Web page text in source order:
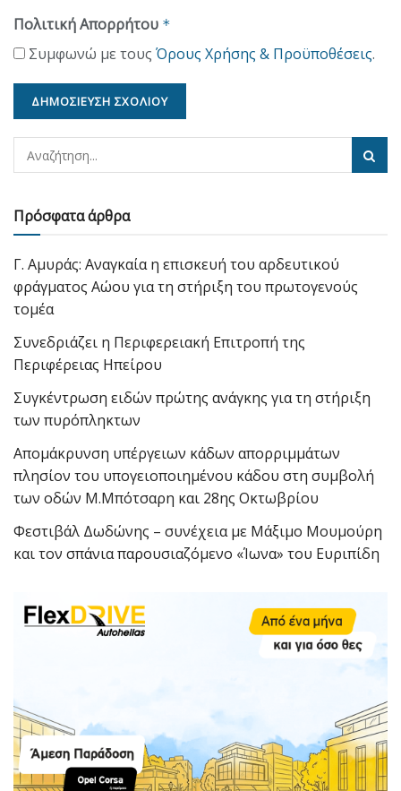
Πολιτική Απορρήτου *
Συμφωνώ με τους Όρους Χρήσης & Προϋποθέσεις.
Πρόσφατα άρθρα
Γ. Αμυράς: Αναγκαία η επισκευή του αρδευτικού
φράγματος Αώου για τη στήριξη του πρωτογενούς
τομέα
Συνεδριάζει η Περιφερειακή Επιτροπή της
Περιφέρειας Ηπείρου
Συγκέντρωση ειδών πρώτης ανάγκης για τη στήριξη
των πυρόπληκτων
Απομάκρυνση υπέργειων κάδων απορριμμάτων
πλησίον του υπογειοποιημένου κάδου στη συμβολή
των οδών Μ.Μπότσαρη και 28ης Οκτωβρίου
Φεστιβάλ Δωδώνης – συνέχεια με Μάξιμο Μουμούρη
και τον σπάνια παρουσιαζόμενο «Ίωνα» του Ευριπίδη